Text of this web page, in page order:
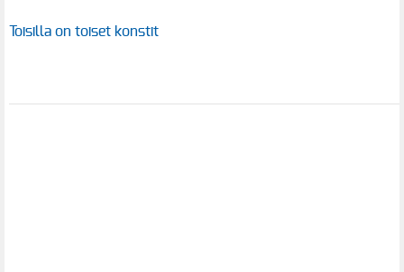
Toisilla on toiset konstit